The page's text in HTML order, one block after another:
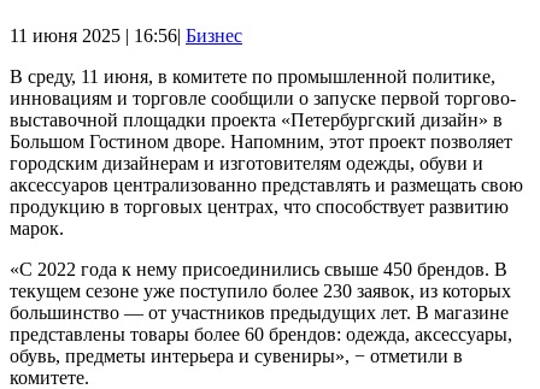
11 июня 2025 | 16:56| Бизнес
В среду, 11 июня, в комитете по промышленной политике,
инновациям и торговле сообщили о запуске первой торгово-
выставочной площадки проекта «Петербургский дизайн» в
Большом Гостином дворе. Напомним, этот проект позволяет
городским дизайнерам и изготовителям одежды, обуви и
аксессуаров централизованно представлять и размещать свою
продукцию в торговых центрах, что способствует развитию
марок.
«С 2022 года к нему присоединились свыше 450 брендов. В
текущем сезоне уже поступило более 230 заявок, из которых
большинство — от участников предыдущих лет. В магазине
представлены товары более 60 брендов: одежда, аксессуары,
обувь, предметы интерьера и сувениры», − отметили в
комитете.